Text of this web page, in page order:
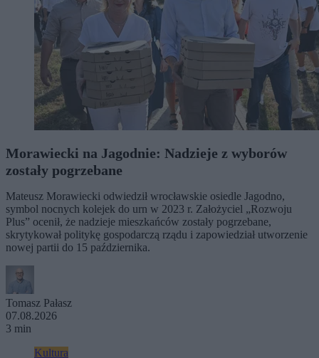
Morawiecki na Jagodnie: Nadzieje z wyborów
zostały pogrzebane
Mateusz Morawiecki odwiedził wrocławskie osiedle Jagodno,
symbol nocnych kolejek do urn w 2023 r. Założyciel „Rozwoju
Plus” ocenił, że nadzieje mieszkańców zostały pogrzebane,
skrytykował politykę gospodarczą rządu i zapowiedział utworzenie
nowej partii do 15 października.
Tomasz Pałasz
07.08.2026
3 min
Kultura